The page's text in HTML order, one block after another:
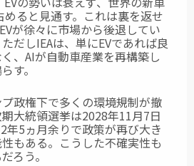
めると見通す。これは裏を返せ
が徐々に市場から後退してい
だしIEAは、単にEVであれば良
、AIが自動車産業を再構築し
す。
政権下で多くの環境規制が撤
大統領選挙は2028年11月7日
年5ヵ月余りで政策が再び大き
もある。こうした不確実性も
ろう。